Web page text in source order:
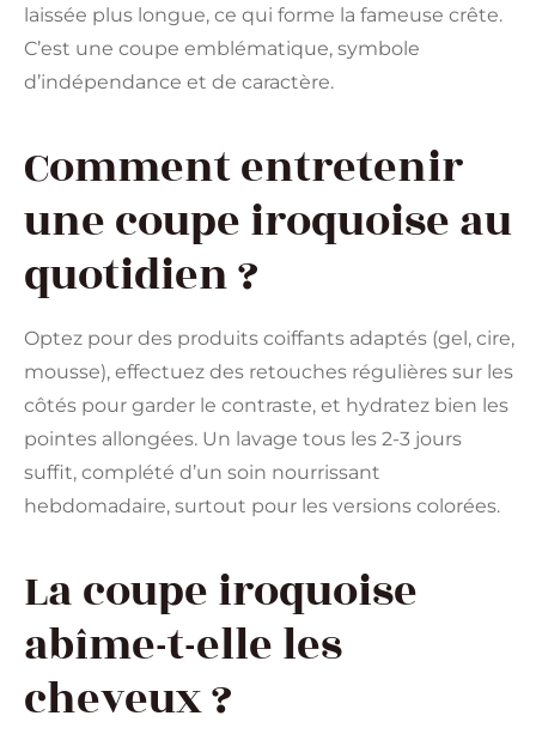
laissée plus longue, ce qui forme la fameuse crête.
C’est une coupe emblématique, symbole
d’indépendance et de caractère.
Comment entretenir
une coupe iroquoise au
quotidien ?
Optez pour des produits coiffants adaptés (gel, cire,
mousse), effectuez des retouches régulières sur les
côtés pour garder le contraste, et hydratez bien les
pointes allongées. Un lavage tous les 2-3 jours
suffit, complété d’un soin nourrissant
hebdomadaire, surtout pour les versions colorées.
La coupe iroquoise
abîme-t-elle les
cheveux ?